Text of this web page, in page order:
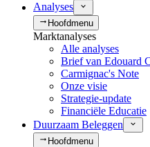
Analyses
Hoofdmenu
Marktanalyses
Alle analyses
Brief van Edouard
Carmignac's Note
Onze visie
Strategie-update
Financiële Educatie
Duurzaam Beleggen
Hoofdmenu